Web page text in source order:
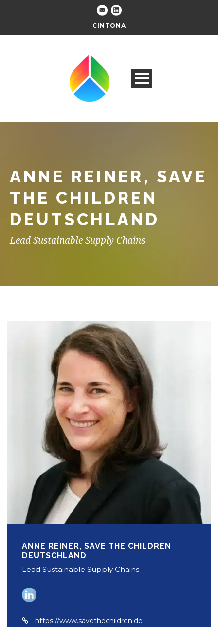
CINTONA
ANNE REINER, SAVE
THE CHILDREN
DEUTSCHLAND
Lead Sustainable Supply Chains
ANNE REINER, SAVE THE CHILDREN
DEUTSCHLAND
Lead Sustainable Supply Chains
https://www.savethechildren.de